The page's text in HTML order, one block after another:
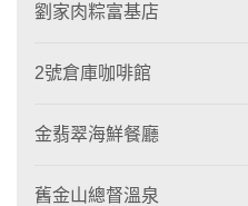
劉家肉粽富基店
2號倉庫咖啡館
金翡翠海鮮餐廳
舊金山總督溫泉